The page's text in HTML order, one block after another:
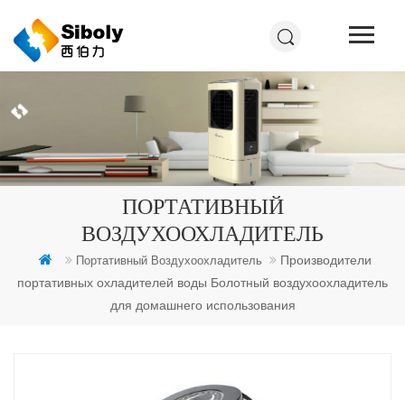
ПОРТАТИВНЫЙ
ВОЗДУХООХЛАДИТЕЛЬ
Портативный Воздухоохладитель
Производители
портативных охладителей воды Болотный воздухоохладитель
для домашнего использования